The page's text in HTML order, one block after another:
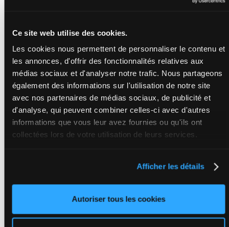
Ce site web utilise des cookies.
Les cookies nous permettent de personnaliser le contenu et
les annonces, d'offrir des fonctionnalités relatives aux
médias sociaux et d'analyser notre trafic. Nous partageons
également des informations sur l'utilisation de notre site
avec nos partenaires de médias sociaux, de publicité et
d'analyse, qui peuvent combiner celles-ci avec d'autres
informations que vous leur avez fournies ou qu'ils ont
collectées lors de votre utilisation de leurs services.
Afficher les détails
Autoriser tous les cookies
TOUCH OF WHITE
Nicholas Callahan
0a 0a 0a 0a 0a
H/9 1600m
0a 0a 0a 0a
0a
CANTAB'S MASTER
Russell Foster-Peter
Box: 6 -H/11 - 1600m
4a 0a 0a 0a 0a
4a 0a 0a 0a
0a
(24) 0a
Erin Neilson
M/111600m 3a 0a 3a 0a
0a